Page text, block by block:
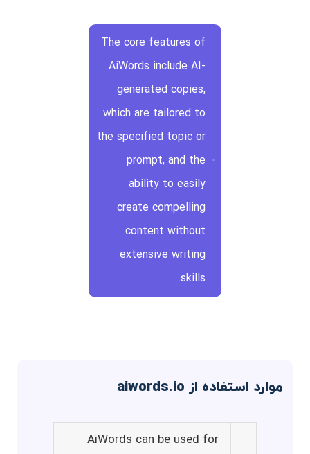
The core features of
AiWords include AI-
generated copies,
which are tailored to
the specified topic or
prompt, and the
ability to easily
create compelling
content without
extensive writing
skills.
موارد استفاده از aiwords.io
AiWords can be used for